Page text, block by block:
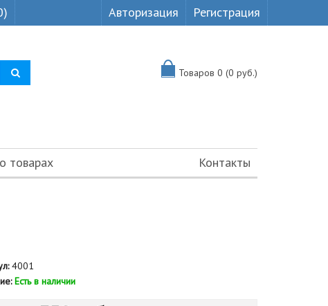
Авторизация Регистрация
Товаров 0 (0 руб.)
товарах Контакты
4001
Есть в наличии